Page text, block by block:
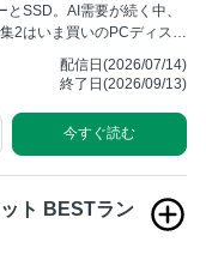
SSD。AI需要が続く中、
はいま買いのPCディスプ
配信日(2026/07/14)
終了日(2026/09/13)
今すぐ読む
ト BESTラン